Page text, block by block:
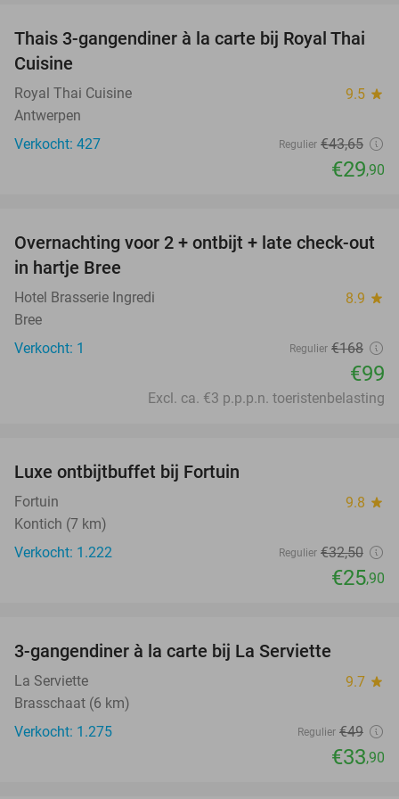
32%
Thais 3-gangendiner à la carte bij Royal Thai
Cuisine
Royal Thai Cuisine 9.5 star
Antwerpen
Verkocht: 427
Regulier €43,65
€29,90
41%
TODAY
Overnachting voor 2 + ontbijt + late check-out
in hartje Bree
Hotel Brasserie Ingredi 8.9 star
Bree
Verkocht: 1
Regulier €168
€99
Excl. ca. €3 p.p.p.n. toeristenbelasting
Luxe ontbijtbuffet bij Fortuin
Fortuin 9.8 star
Kontich (7 km)
Verkocht: 1.222
Regulier €32,50
€25,90
3-gangendiner à la carte bij La Serviette
La Serviette 9.7 star
Brasschaat (6 km)
Verkocht: 1.275
Regulier €49
€33,90